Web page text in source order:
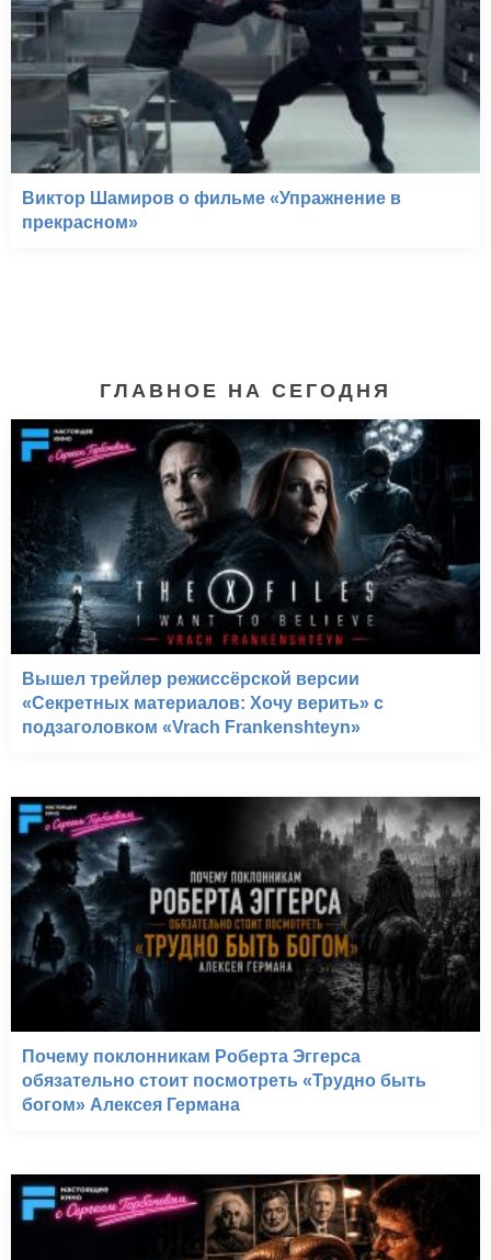
Виктор Шамиров о фильме «Упражнение в
прекрасном»
ГЛАВНОЕ НА СЕГОДНЯ
Вышел трейлер режиссёрской версии
«Секретных материалов: Хочу верить» с
подзаголовком «Vrach Frankenshteyn»
Почему поклонникам Роберта Эггерса
обязательно стоит посмотреть «Трудно быть
богом» Алексея Германа